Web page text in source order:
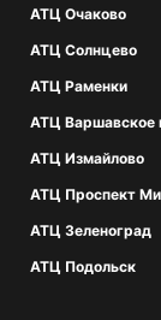
АТЦ Очаково
АТЦ Солнцево
АТЦ Раменки
АТЦ Варшавское
АТЦ Измайлово
АТЦ Проспект
АТЦ Зеленоград
АТЦ Подольск